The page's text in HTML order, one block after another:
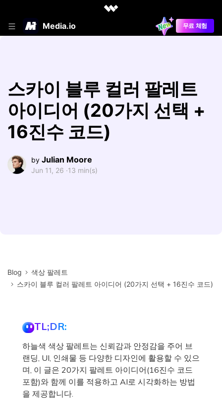
Media.io 무료 체험
스카이 블루 컬러 팔레트
아이디어 (20가지 선택 +
16진수 코드)
by Julian Moore
Jun 11, 26 ·13 min(s)
Blog
색상 팔레트
스카이 블루 컬러 팔레트 아이디어 (20가지 선택 + 16진수 코드)
TL;DR:
하늘색 색상 팔레트는 신뢰감과 안정감을 주어 브
랜딩, UI, 인쇄물 등 다양한 디자인에 활용할 수 있으
며, 이 글은 20가지 팔레트 아이디어(16진수 코드
포함)와 함께 이를 적용하고 AI로 시각화하는 방법
을 제공합니다.